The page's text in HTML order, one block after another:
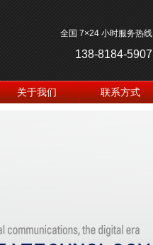
全国 7×24 小时服务热线
138-8184-5907
关于我们 联系方式